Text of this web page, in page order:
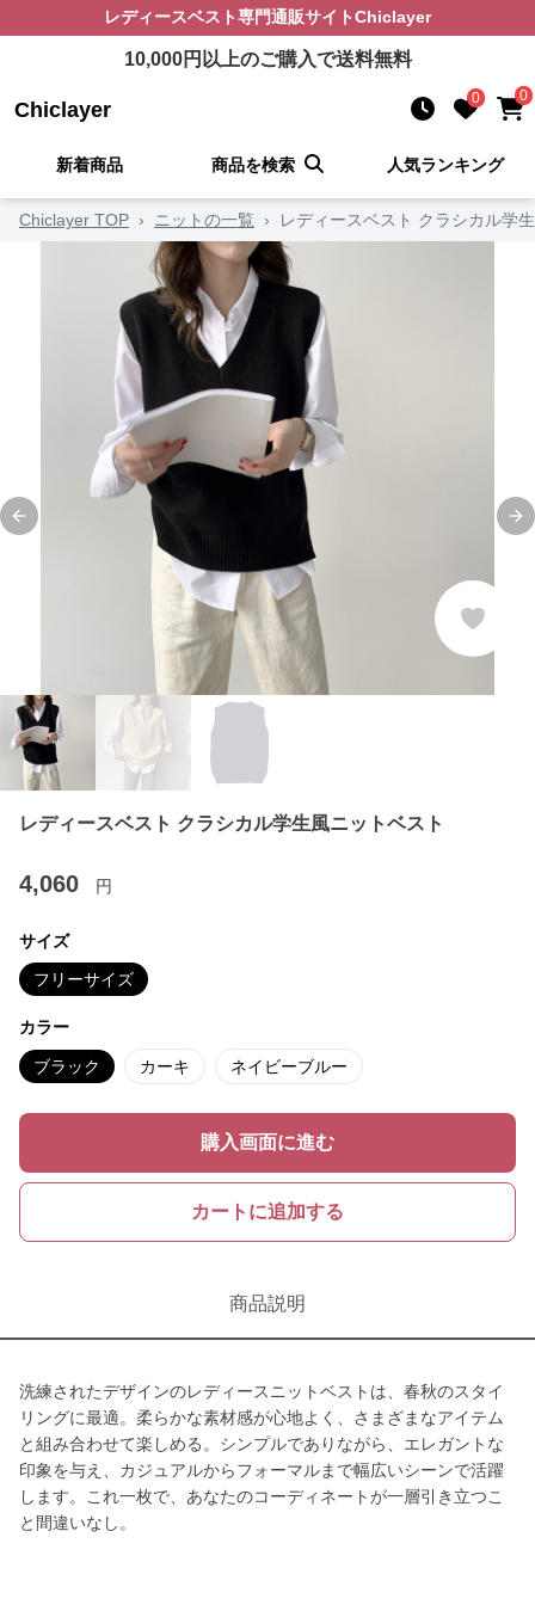
レディースベスト専門通販サイトChiclayer
10,000円以上のご購入で送料無料
Chiclayer 0 0
新着商品 商品を検索 人気ランキング
Chiclayer TOP › ニットの一覧 › レディースベスト クラシカル学
Previous slide
レディースベスト クラシカル学生風ニットベスト
4,060 円
サイズ
フリーサイズ
カラー
ブラック カーキ ネイビーブルー
購入画面に進む
カートに追加する
商品説明
洗練されたデザインのレディースニットベストは、春秋のスタイ
リングに最適。柔らかな素材感が心地よく、さまざまなアイテム
と組み合わせて楽しめる。シンプルでありながら、エレガントな
印象を与え、カジュアルからフォーマルまで幅広いシーンで活躍
します。これ一枚で、あなたのコーディネートが一層引き立つこ
と間違いなし。